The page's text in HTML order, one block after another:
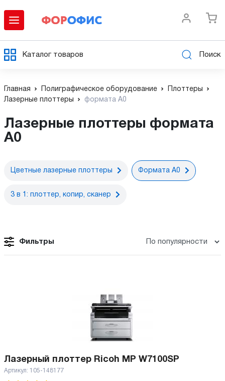
Каталог товаров Поиск
Главная Полиграфическое оборудование
Плоттеры
Лазерные плоттеры
формата А0
Лазерные плоттеры формата
А0
Цветные лазерные плоттеры Формата А0
3 в 1: плоттер, копир, сканер
Фильтры
Лазерный плоттер Ricoh MP W7100SP
Артикул: 105-148177